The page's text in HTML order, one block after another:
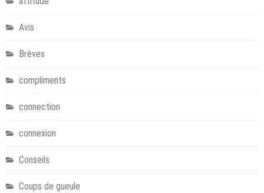
Avis
Brèves
compliments
connection
connexion
Conseils
Coups de gueule